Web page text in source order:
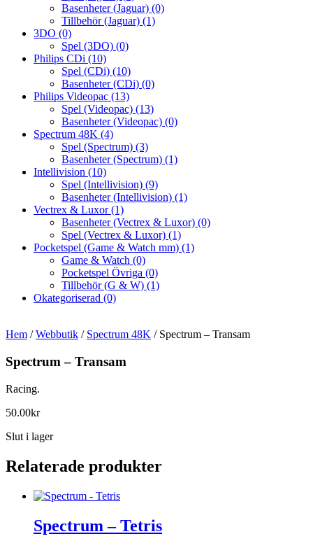
Basenheter (Jaguar) (0)
Tillbehör (Jaguar) (1)
3DO (0)
Spel (3DO) (0)
Philips CDi (10)
Spel (CDi) (10)
Basenheter (CDi) (0)
Philips Videopac (13)
Spel (Videopac) (13)
Basenheter (Videopac) (0)
Spectrum 48K (4)
Spel (Spectrum) (3)
Basenheter (Spectrum) (1)
Intellivision (10)
Spel (Intellivision) (9)
Basenheter (Intellivision) (1)
Vectrex & Luxor(1)
Basenheter (Vectrex & Luxor) (0)
Spel (Vectrex & Luxor) (1)
Pocketspel (Game & Watch mm) (1)
Game & Watch (0)
Pocketspel Övriga (0)
Tillbehör (G & W) (1)
Okategoriserad (0)
Hem /Webbutik / Spectrum 48K / Spectrum – Transam
Spectrum – Transam
Racing.
50.00kr
Slut i lager
Relaterade produkter
Spectrum – Tetris